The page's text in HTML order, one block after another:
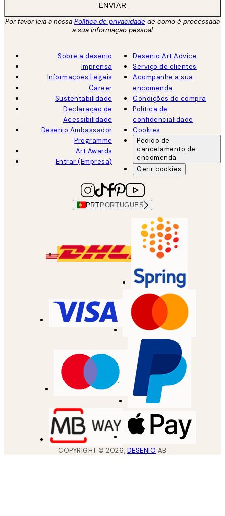
ENVIAR
Por favor leia a nossa Política de privacidade de como é processada
a sua informação pessoal
Sobre a desenio
Imprensa
Informações Legais
Career
Sustentabilidade
Declaração de
Acessibilidade
Desenio Ambassador
Programme
Art Awards
Entrar (Empresa)
Desenio Art Advice
Serviço de clientes
Acompanhe a sua
encomenda
Condições de compra
Política de
confidencialidade
Cookies
Pedido de
cancelamento de
encomenda
Gerir cookies
PRT PORTUGUES
COPYRIGHT ©2026, DESENIO AB